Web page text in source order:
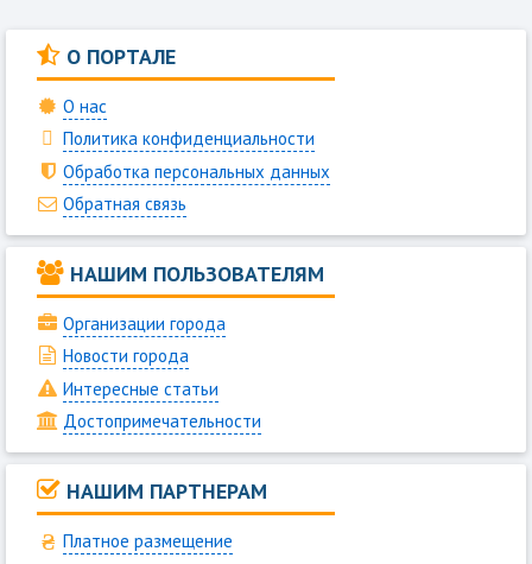
О ПОРТАЛЕ
О нас
Политика конфиденциальности
Обработка персональных данных
Обратная связь
НАШИМ ПОЛЬЗОВАТЕЛЯМ
Организации города
Новости города
Интересные статьи
Достопримечательности
НАШИМ ПАРТНЕРАМ
Платное размещение